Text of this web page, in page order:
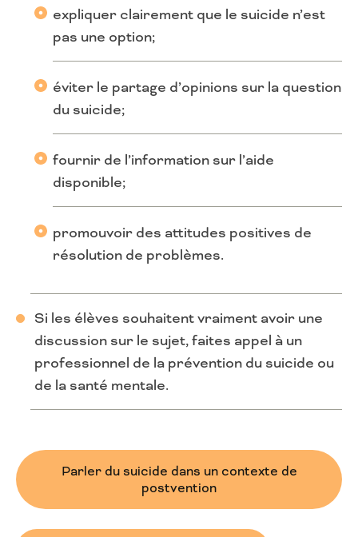
expliquer clairement que le suicide n’est
pas une option;
éviter le partage d’opinions sur la question
du suicide;
fournir de l’information sur l’aide
disponible;
promouvoir des attitudes positives de
résolution de problèmes.
Si les élèves souhaitent vraiment avoir une
discussion sur le sujet, faites appel à un
professionnel de la prévention du suicide ou
de la santé mentale.
Parler du suicide dans un contexte de
postvention